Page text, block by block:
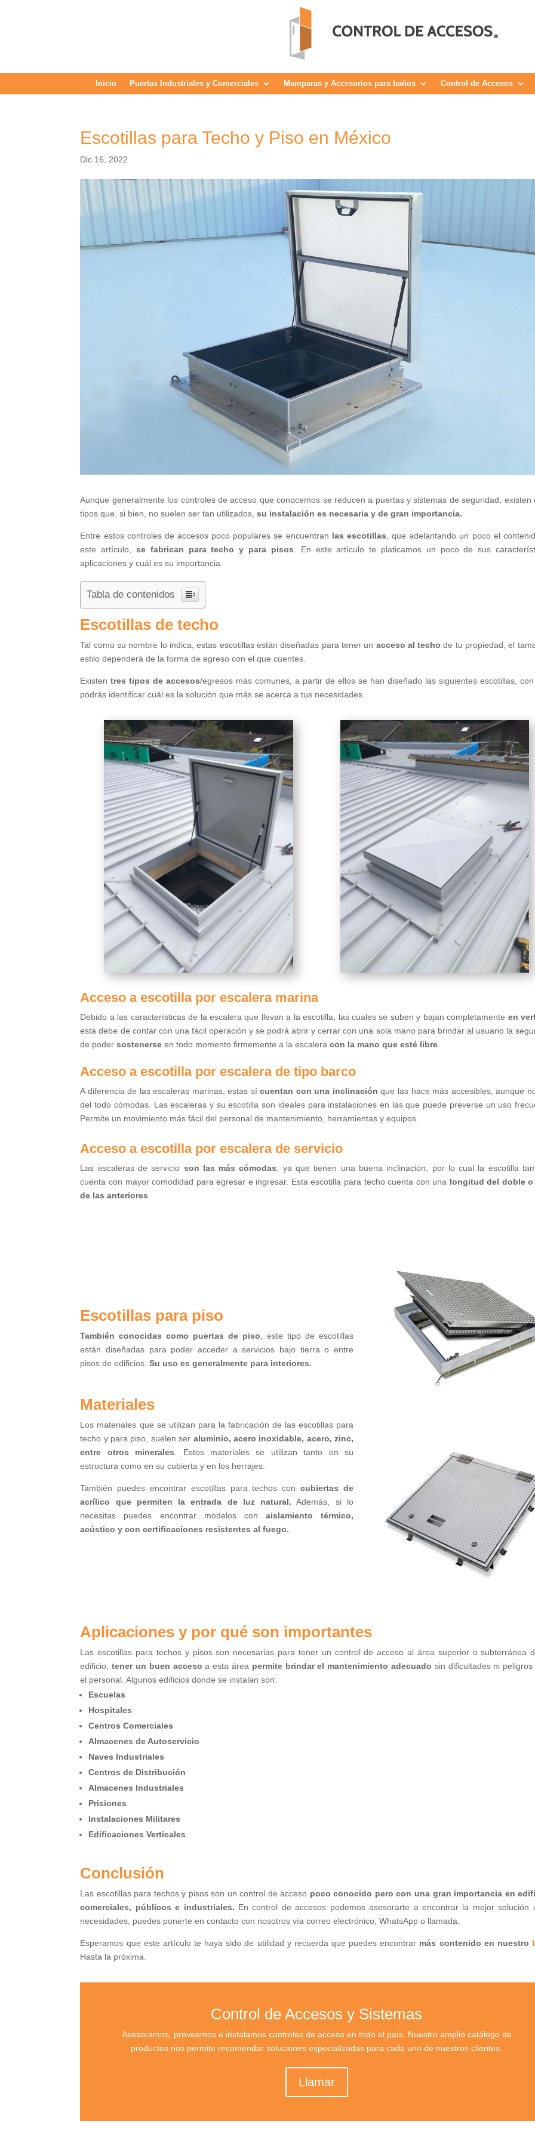
Inicio Puertas Industriales y Comerciales Mamparas y Accesorios para baños Control de Accesos
Escotillas para Techo y Piso en México
Dic 16, 2022
Aunque generalmente los controles de acceso que conocemos se reducen a puertas y sistemas de seguridad, existen
tipos que, si bien, no suelen ser tan utilizados,su instalación es necesaria y de gran importancia.
Entre estos controles de accesos poco populares se encuentran las escotillas , que adelantando un poco el
este artículo,se fabrican para techo y para pisos . En este artículo te platicamos un poco de sus
aplicaciones y cuál es su importancia.
Tabla de contenidos
Escotillas de techo
Tal como su nombre lo indica, estas escotillas están diseñadas para tener un acceso al techo de tu propiedad, el
estilo dependerá de la forma de egreso con el que cuentes.
Existen tres tipos de accesos/egresos más comunes, a partir de ellos se han diseñado las siguientes escotillas,
podrás identificar cuál es la solución que más se acerca a tus necesidades.
Acceso a escotilla por escalera marina
Debido a las características de la escalera que llevan a la escotilla, las cuales se suben y bajan completamente en
esta debe de contar con una fácil operación y se podrá abrir y cerrar con una sola mano para brindar al usuario la
de podersostenerse en todo momento firmemente a la escalera con la mano que esté libre.
Acceso a escotilla por escalera de tipo barco
A diferencia de las escaleras marinas, estas sícuentan con una inclinación que las hace más accesibles, aunque
del todo cómodas. Las escaleras y su escotilla son ideales para instalaciones en las que puede preverse un uso
Permite un movimiento más fácil del personal de mantenimiento, herramientas y equipos.
Acceso a escotilla por escalera de servicio
Las escaleras de servicio son las más cómodas , ya que tienen una buena inclinación, por lo cual la escotilla
cuenta con mayor comodidad para egresar e ingresar. Esta escotilla para techo cuenta con una longitud del doble o
de las anteriores
Escotillas para piso
También conocidas como puertas de piso , este tipo de escotillas
están diseñadas para poder acceder a servicios bajo tierra o entre
pisos de edificios.Su uso es generalmente para interiores.
Materiales
Los materiales que se utilizan para la fabricación de las escotillas para
techo y para piso, suelen ser aluminio, acero inoxidable, acero, zinc,
entre otros minerales . Estos materiales se utilizan tanto en su
estructura como en su cubierta y en los herrajes.
También puedes encontrar escotillas para techos concubiertas de
acrílico que permiten la entrada de luz natural. Además, si lo
necesitas puedes encontrar modelos con aislamiento térmico,
acústico y con certificaciones resistentes al fuego.
Aplicaciones y por qué son importantes
Las escotillas para techos y pisos son necesarias para tener un control de acceso al área superior o subterránea
edificio,tener un buen acceso a esta área permite brindar el mantenimiento adecuado sin dificultades ni peligros
el personal. Algunos edificios donde se instalan son:
Escuelas
Hospitales
Centros Comerciales
Almacenes de Autoservicio
Naves Industriales
Centros de Distribución
Almacenes Industriales
Prisiones
Instalaciones Militares
Edificaciones Verticales
Conclusión
Las escotillas para techos y pisos son un control de acceso poco conocido pero con una gran importancia en
comerciales, públicos e industriales. En control de accesos podemos asesorarte a encontrar la mejor solución
necesidades, puedes ponerte en contacto con nosotros vía correo electrónico, WhatsApp o llamada.
Esperamos que este artículo te haya sido de utilidad y recuerda que puedes encontrar más contenido en nuestro
Hasta la próxima.
Control de Accesos y Sistemas
Asesoramos, proveemos e instalamos controles de acceso en todo el país. Nuestro amplio catálogo de
productos nos permite recomendar soluciones especializadas para cada uno de nuestros clientes.
Llamar